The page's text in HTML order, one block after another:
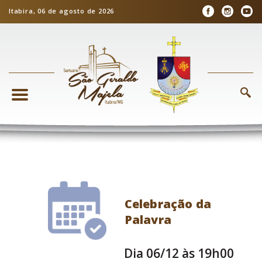
Itabira, 06 de agosto de 2026
Celebração da
Palavra
Dia 06/12 às 19h00